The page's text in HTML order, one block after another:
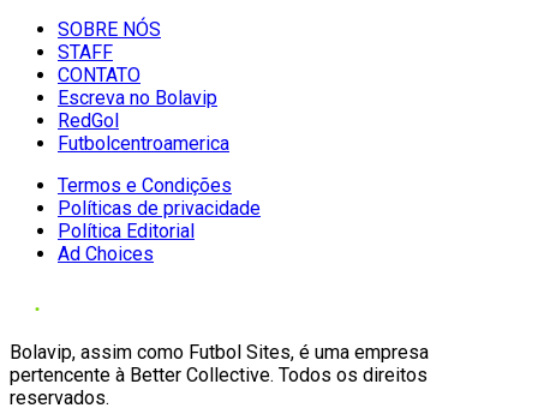
SOBRE NÓS
STAFF
CONTATO
Escreva no Bolavip
RedGol
Futbolcentroamerica
Termos e Condições
Políticas de privacidade
Política Editorial
Ad Choices
Bolavip, assim como Futbol Sites, é uma empresa
pertencente à Better Collective. Todos os direitos
reservados.